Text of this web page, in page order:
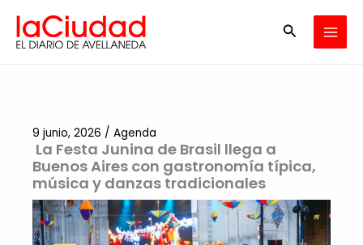
contenido
Buscar
La Festa Junina de Brasil llega a
Buenos Aires con gastronomía típica,
música y danzas tradicionales
9 junio, 2026 / Agenda